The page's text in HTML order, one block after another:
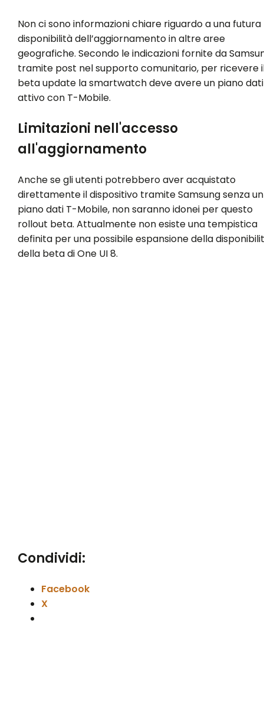
Non ci sono informazioni chiare riguardo a una futura
disponibilità dell’aggiornamento in altre aree
geografiche. Secondo le indicazioni fornite da
tramite post nel supporto comunitario, per ricevere
beta update la smartwatch deve avere un piano dati
attivo con T-Mobile.
Limitazioni nell'accesso
all'aggiornamento
Anche se gli utenti potrebbero aver acquistato
direttamente il dispositivo tramite Samsung senza un
piano dati T-Mobile, non saranno idonei per questo
rollout beta. Attualmente non esiste una tempistica
definita per una possibile espansione della
della beta di One UI 8.
Condividi:
Facebook
X